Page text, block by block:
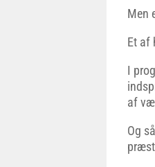
Men
Et af
I
af
Og